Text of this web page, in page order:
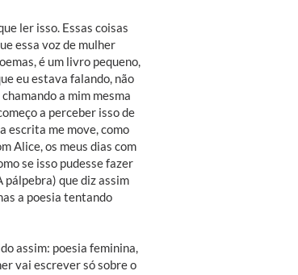
ler isso. Essas coisas
essa voz de mulher
é um livro pequeno,
eu estava falando, não
a mim mesma
a perceber isso de
escrita me move, como
Alice, os meus dias com
se isso pudesse fazer
pálpebra) que diz assim
a poesia tentando
assim: poesia feminina,
vai escrever só sobre o